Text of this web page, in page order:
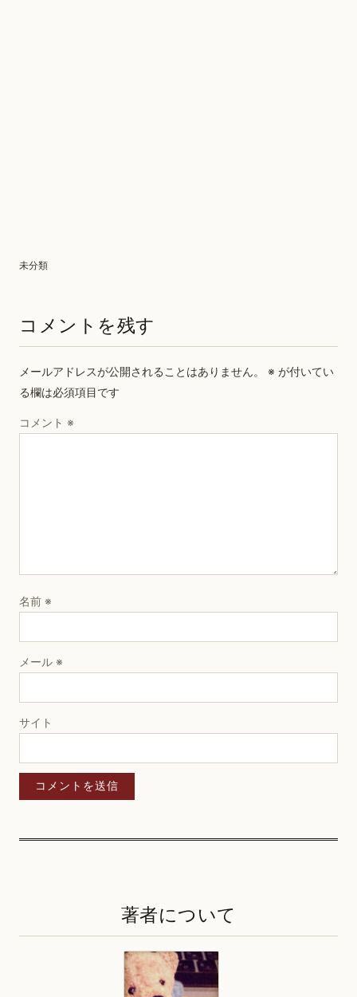
未分類
コメントを残す
メールアドレスが公開されることはありません。 ※ が付いてい
る欄は必須項目です
コメント ※
名前 ※
メール ※
サイト
著者について